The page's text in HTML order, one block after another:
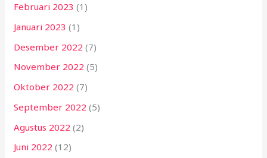
Februari 2023 (1)
Januari 2023 (1)
Desember 2022 (7)
November 2022 (5)
Oktober 2022 (7)
September 2022 (5)
Agustus 2022 (2)
Juni 2022 (12)